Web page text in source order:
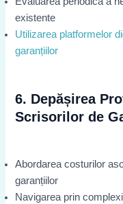
existente
Utilizarea platformelor
garanțiilor
6. Depășirea
Scrisorilor de
Abordarea costurilor
garanțiilor
Navigarea prin